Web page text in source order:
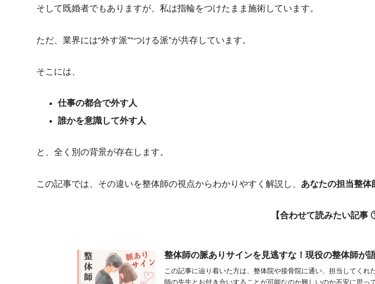
そして既婚者でもありますが、私は指輪をつけたまま施術しています。
ただ、業界には“外す派”“つける派”が共存しています。
そこには、
仕事の都合で外す人
誰かを意識して外す人
と、全く別の背景が存在します。
この記事では、その違いを整体師の視点からわかりやすく解説し、 あなたの担当整体
【合わせて読みたい記事
整体師の脈ありサインを見逃すな！現役の整体師が
この記事に辿り着いた方は、整体院や接骨院に通い、担当してく
師の先生とお付き合いすることが可能なのか難しいのか不安に思